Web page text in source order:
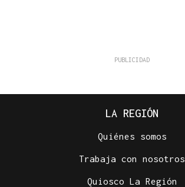
LA REGIÓN
Quiénes somos
Trabaja con nosotros
Quiosco La Región